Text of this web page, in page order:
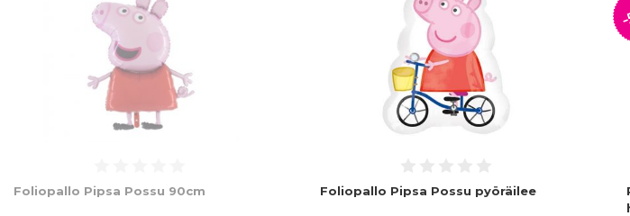
Foliopallo Pipsa Possu 90cm Foliopallo Pipsa Possu pyöräilee